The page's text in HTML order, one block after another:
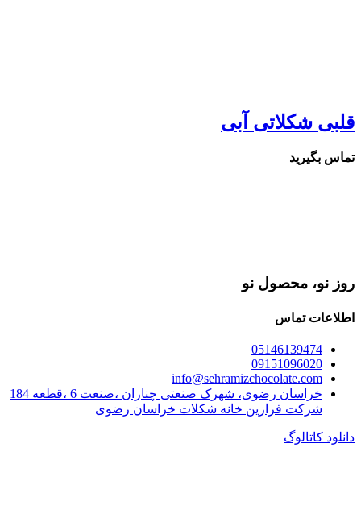
قلبی شکلاتی آبی
تماس بگیرید
روز نو، محصول نو
اطلاعات تماس
05146139474
09151096020
info@sehramizchocolate.com
خراسان رضوی، شهرک صنعتی چناران ،صنعت 6 ،قطعه 184
شرکت فرازین خانه شکلات خراسان رضوی
دانلود کاتالوگ